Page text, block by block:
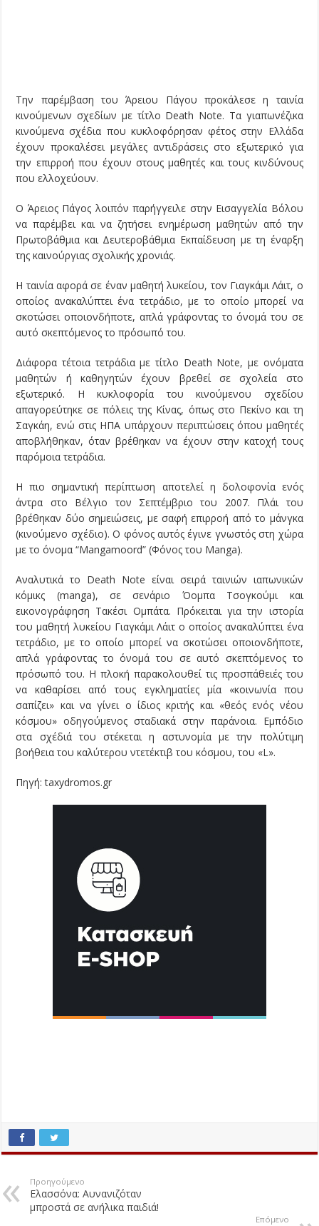
Την παρέμβαση του Άρειου Πάγου προκάλεσε η ταινία
κινούμενων σχεδίων με τίτλο Death Note. Τα γιαπωνέζικα
κινούμενα σχέδια που κυκλοφόρησαν φέτος στην Ελλάδα
έχουν προκαλέσει μεγάλες αντιδράσεις στο εξωτερικό για
την επιρροή που έχουν στους μαθητές και τους κινδύνους
που ελλοχεύουν.
Ο Άρειος Πάγος λοιπόν παρήγγειλε στην Εισαγγελία Βόλου
να παρέμβει και να ζητήσει ενημέρωση μαθητών από την
Πρωτοβάθμια και Δευτεροβάθμια Εκπαίδευση με τη έναρξη
της καινούργιας σχολικής χρονιάς.
Η ταινία αφορά σε έναν μαθητή λυκείου, τον Γιαγκάμι Λάιτ, ο
οποίος ανακαλύπτει ένα τετράδιο, με το οποίο μπορεί να
σκοτώσει οποιονδήποτε, απλά γράφοντας το όνομά του σε
αυτό σκεπτόμενος το πρόσωπό του.
Διάφορα τέτοια τετράδια με τίτλο Death Note, με ονόματα
μαθητών ή καθηγητών έχουν βρεθεί σε σχολεία στο
εξωτερικό. Η κυκλοφορία του κινούμενου σχεδίου
απαγορεύτηκε σε πόλεις της Κίνας, όπως στο Πεκίνο και τη
Σαγκάη, ενώ στις ΗΠΑ υπάρχουν περιπτώσεις όπου μαθητές
αποβλήθηκαν, όταν βρέθηκαν να έχουν στην κατοχή τους
παρόμοια τετράδια.
Η πιο σημαντική περίπτωση αποτελεί η δολοφονία ενός
άντρα στο Βέλγιο τον Σεπτέμβριο του 2007. Πλάι του
βρέθηκαν δύο σημειώσεις, με σαφή επιρροή από το μάνγκα
(κινούμενο σχέδιο). Ο φόνος αυτός έγινε γνωστός στη χώρα
με το όνομα “Mangamoord” (Φόνος του Manga).
Αναλυτικά το Death Note είναι σειρά ταινιών ιαπωνικών
κόμικς (manga), σε σενάριο Όομπα Τσογκούμι και
εικονογράφηση Τακέσι Ομπάτα. Πρόκειται για την ιστορία
του μαθητή λυκείου Γιαγκάμι Λάιτ ο οποίος ανακαλύπτει ένα
τετράδιο, με το οποίο μπορεί να σκοτώσει οποιονδήποτε,
απλά γράφοντας το όνομά του σε αυτό σκεπτόμενος το
πρόσωπό του. Η πλοκή παρακολουθεί τις προσπάθειές του
να καθαρίσει από τους εγκληματίες μία «κοινωνία που
σαπίζει» και να γίνει ο ίδιος κριτής και «θεός ενός νέου
κόσμου» οδηγούμενος σταδιακά στην παράνοια. Εμπόδιο
στα σχέδιά του στέκεται η αστυνομία με την πολύτιμη
βοήθεια του καλύτερου ντετέκτιβ του κόσμου, του «L».
Πηγή: taxydromos.gr
Προηγούμενο
Ελασσόνα: Αυνανιζόταν
μπροστά σε ανήλικα παιδιά!
Επόμενο